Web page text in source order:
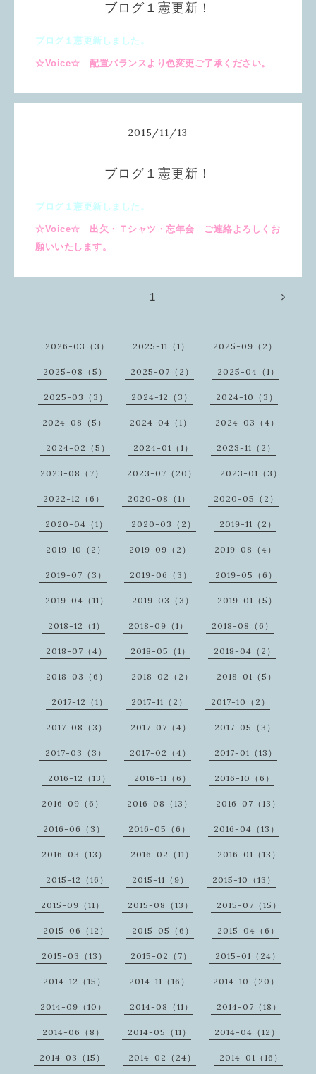
ブログ１憲更新！
ブログ１憲更新しました。
☆Voice☆ 配置バランスより色変更ご了承ください。
2015/11/13
ブログ１憲更新！
ブログ１憲更新しました。
☆Voice☆ 出欠・Ｔシャツ・忘年会 ご連絡よろしくお
願いいたします。
1
2026-03（3） 2025-11（1） 2025-09（2）
2025-08（5） 2025-07（2） 2025-04（1）
2025-03（3） 2024-12（3） 2024-10（3）
2024-08（5） 2024-04（1） 2024-03（4）
2024-02（5） 2024-01（1） 2023-11（2）
2023-08（7） 2023-07（20） 2023-01（3）
2022-12（6） 2020-08（1） 2020-05（2）
2020-04（1） 2020-03（2） 2019-11（2）
2019-10（2） 2019-09（2） 2019-08（4）
2019-07（3） 2019-06（3） 2019-05（6）
2019-04（11） 2019-03（3） 2019-01（5）
2018-12（1） 2018-09（1） 2018-08（6）
2018-07（4） 2018-05（1） 2018-04（2）
2018-03（6） 2018-02（2） 2018-01（5）
2017-12（1） 2017-11（2） 2017-10（2）
2017-08（3） 2017-07（4） 2017-05（3）
2017-03（3） 2017-02（4） 2017-01（13）
2016-12（13） 2016-11（6） 2016-10（6）
2016-09（6） 2016-08（13） 2016-07（13）
2016-06（3） 2016-05（6） 2016-04（13）
2016-03（13） 2016-02（11） 2016-01（13）
2015-12（16） 2015-11（9） 2015-10（13）
2015-09（11） 2015-08（13） 2015-07（15）
2015-06（12） 2015-05（6） 2015-04（6）
2015-03（13） 2015-02（7） 2015-01（24）
2014-12（15） 2014-11（16） 2014-10（20）
2014-09（10） 2014-08（11） 2014-07（18）
2014-06（8） 2014-05（11） 2014-04（12）
2014-03（15） 2014-02（24） 2014-01（16）